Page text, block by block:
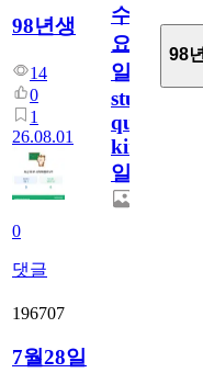
98년생
14
0
1
26.08.01
0
댓글
수
요
일/English
study
quiz
king771
일
98
196707
7월28일